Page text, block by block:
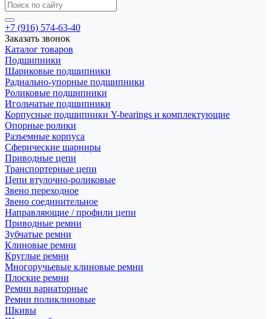
+7 (916) 574-63-40
Заказать звонок
Каталог товаров
Подшипники
Шариковые подшипники
Радиально-упорные подшипники
Роликовые подшипники
Игольчатые подшипники
Корпусные подшипники Y-bearings и комплектующие
Опорные ролики
Разъемные корпуса
Сферические шарниры
Приводные цепи
Транспортерные цепи
Цепи втулочно-роликовые
Звено переходное
Звено соединительное
Направляющие / профили цепи
Приводные ремни
Зубчатые ремни
Клиновые ремни
Круглые ремни
Многоручьевые клиновые ремни
Плоские ремни
Ремни вариаторные
Ремни поликлиновые
Шкивы